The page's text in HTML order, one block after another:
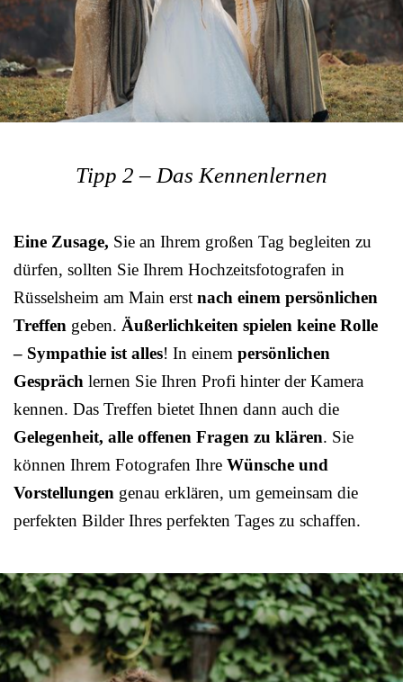
Tipp 2 – Das Kennenlernen
Eine Zusage, Sie an Ihrem großen Tag begleiten zu
dürfen, sollten Sie Ihrem Hochzeitsfotografen in
Rüsselsheim am Main erst nach einem persönlichen
Treffen geben. Äußerlichkeiten spielen keine Rolle
– Sympathie ist alles! In einem persönlichen
Gespräch lernen Sie Ihren Profi hinter der Kamera
kennen. Das Treffen bietet Ihnen dann auch die
Gelegenheit, alle offenen Fragen zu klären. Sie
können Ihrem Fotografen Ihre Wünsche und
Vorstellungen genau erklären, um gemeinsam die
perfekten Bilder Ihres perfekten Tages zu schaffen.